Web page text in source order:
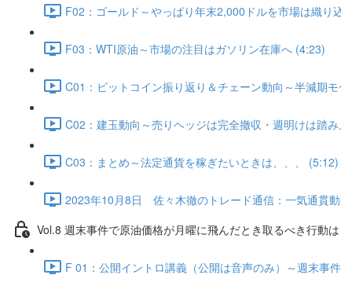
F02：ゴールド～やっぱり年末2,000ドルを市場は織り
F03：WTI原油～市場の注目はガソリン在庫へ (4:23)
C01：ビットコイン振り返り＆チェーン動向～半減期
C02：建玉動向～売りヘッジは完全撤収・週明けは踏
C03：まとめ～法定通貨を稼ぎたいときは、、、 (5:12)
2023年10月8日 佐々木徹のトレード通信：一気通貫
Vol.8 週末事件で原油価格が月曜に飛んだとき取るべき行動は
F 01：公開イントロ講義（公開は音声のみ）～週末事